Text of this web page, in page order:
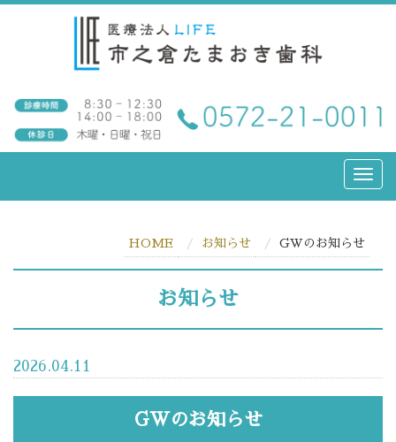
HOME お知らせ GWのお知らせ
お知らせ
2026.04.11
GWのお知らせ